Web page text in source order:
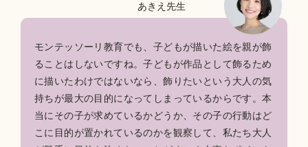
あきえ先生
モンテッソーリ教育でも、子どもが描いた絵を親が飾
ることはしないですね。子どもが作品として飾るため
に描いたわけではないなら、飾りたいという大人の気
持ちが最大の目的になってしまっているからです。本
当にその子が求めているかどうか、その子の行動はど
こに目的が置かれているのかを観察して、私たち大人